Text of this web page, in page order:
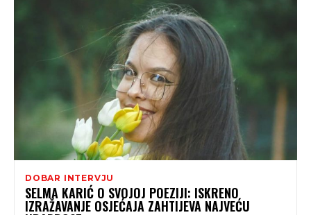
DOBAR INTERVJU
SELMA KARIĆ O SVOJOJ POEZIJI: ISKRENO
IZRAŽAVANJE OSJEĆAJA ZAHTIJEVA NAJVEĆU